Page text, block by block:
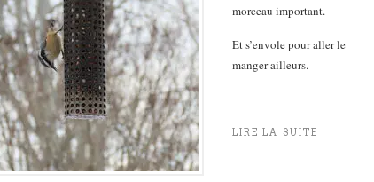
morceau important.
Et s’envole pour aller le
manger ailleurs.
LIRE LA SUITE